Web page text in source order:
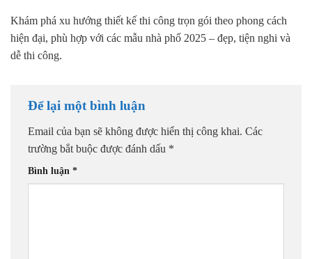
Khám phá xu hướng thiết kế thi công trọn gói theo phong cách
hiện đại, phù hợp với các mẫu nhà phố 2025 – đẹp, tiện nghi và
dễ thi công.
Để lại một bình luận
Email của bạn sẽ không được hiển thị công khai. Các
trường bắt buộc được đánh dấu *
Bình luận *